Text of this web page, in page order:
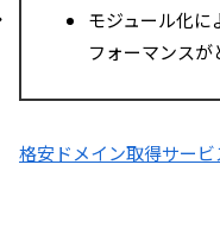
モジュール化に
フォーマンス
格安ドメイン取得サー